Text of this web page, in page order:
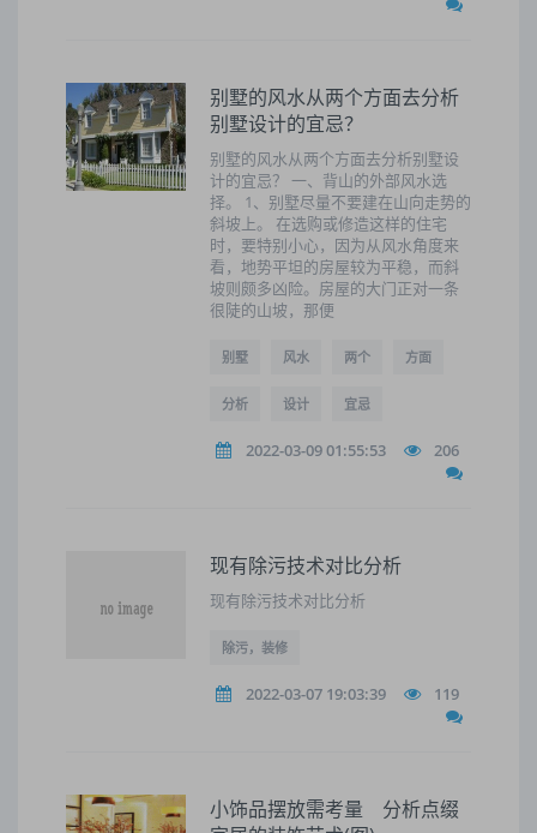
别墅的风水从两个方面去分析
别墅设计的宜忌？
别墅的风水从两个方面去分析别墅设
计的宜忌？ 一、背山的外部风水选
择。 1、别墅尽量不要建在山向走势的
斜坡上。 在选购或修造这样的住宅
时，要特别小心，因为从风水角度来
看，地势平坦的房屋较为平稳，而斜
坡则颇多凶险。房屋的大门正对一条
很陡的山坡，那便
别墅 风水 两个 方面
分析 设计 宜忌
2022-03-09 01:55:53 206
现有除污技术对比分析
现有除污技术对比分析
除污，装修
2022-03-07 19:03:39 119
小饰品摆放需考量 分析点缀